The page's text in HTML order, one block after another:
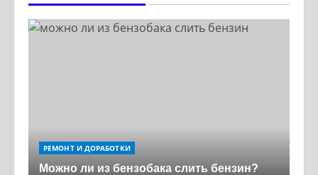
РЕМОНТ И ДОРАБОТКИ
Можно ли из бензобака слить бензин?